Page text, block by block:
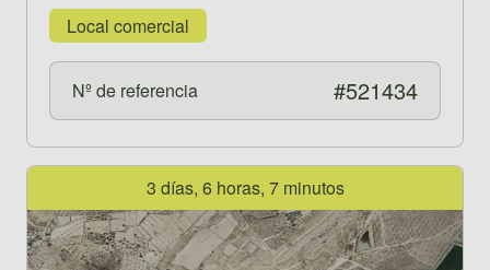
Local comercial
Nº de referencia #521434
Ver propiedad 5214323 días, 6 horas, 7 minutos